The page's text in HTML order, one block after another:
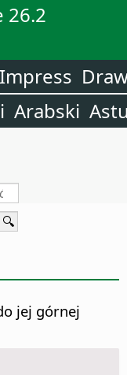
26.2
Impress
Arabski
jej górnej